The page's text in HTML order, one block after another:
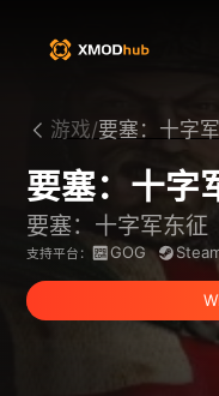
游戏/要塞：十字
要塞：十字
要塞：十字军东征
支持平台： GOG